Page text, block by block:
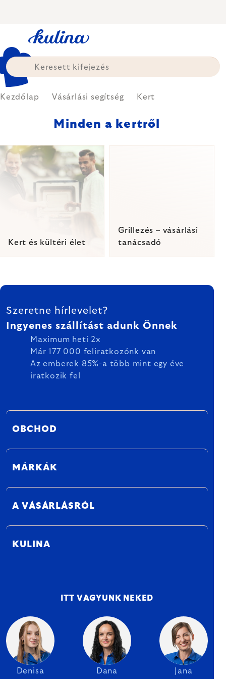
tartalomhoz
Kezdőlap Vásárlási segítség Kert
Minden a kertről
CIKKEK
LISTÁJA
Kert és kültéri élet
Grillezés – vásárlási
tanácsadó
Listairányítás
LÁBLÉC
Szeretne hírlevelet?
Ingyenes szállítást adunk Önnek
Maximum heti 2x
Már 177 000 feliratkozónk van
Az emberek 85%-a több mint egy éve
iratkozik fel
OBCHOD
MÁRKÁK
A VÁSÁRLÁSRÓL
KULINA
ITT VAGYUNK NEKED
Denisa Dana Jana